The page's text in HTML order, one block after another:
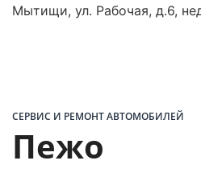
Мытищи, ул. Рабочая, д.6,
СЕРВИС И РЕМОНТ АВТОМОБИЛЕЙ
Пежо